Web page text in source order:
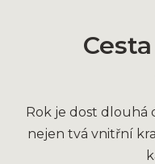
Rok je dost dlouhá
nejen tvá vnitřní